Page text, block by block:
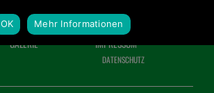
GALERIE IMPRESSUM
DATENSCHUTZ
OK Mehr Informationen